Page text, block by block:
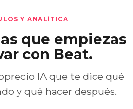
Y ANALÍTICA
que empiezas
con Beat.
IA que te dice qué
y qué hacer después.